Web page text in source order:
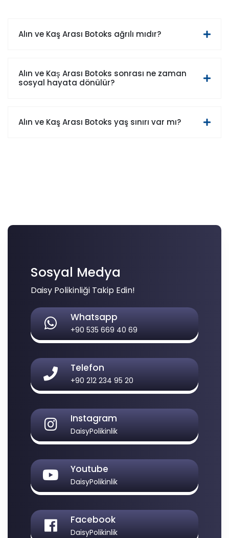
Alın ve Kaş Arası Botoks ağrılı mıdır?
Alın ve Kaş Arası Botoks sonrası ne zaman
sosyal hayata dönülür?
Alın ve Kaş Arası Botoks yaş sınırı var mı?
Sosyal Medya
Daisy Polikinliği Takip Edin!
Whatsapp
+90 535 669 40 69
Telefon
+90 212 234 95 20
Instagram
DaisyPolikinlik
Youtube
DaisyPolikinlik
Facebook
DaisyPolikinlik